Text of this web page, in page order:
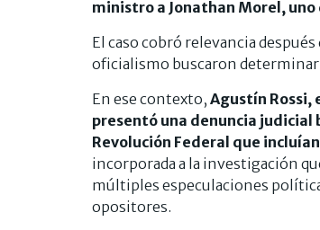
ministro a Jonathan Morel,
El caso cobró relevancia
oficialismo buscaron
En ese contexto, Agustín Rossi,
presentó una denuncia judicial
Revolución Federal que
incorporada a la investigación
múltiples especulaciones
opositores.